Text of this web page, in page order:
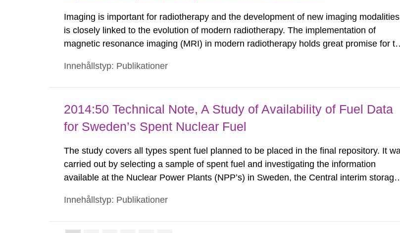
Imaging is important for radiotherapy and the development of new imaging modalities
is closely linked to the evolution of modern radiotherapy. The implementation of
magnetic resonance imaging (MRI) in modern radiotherapy holds great promise for
to minimize the introduction of new risks, violating...
Innehållstyp: Publikationer
2014:50 Technical Note, A Study of Availability of Fuel Data
for Sweden’s Spent Nuclear Fuel
The study covers all types spent fuel planned to be placed in the final repository. It
carried out by selecting a sample of spent fuel and investigating the information
available at the Nuclear Power Plants (NPP’s) in Sweden, the Central interim storage
can be obtained for fuel unloaded after 1980.
Innehållstyp: Publikationer